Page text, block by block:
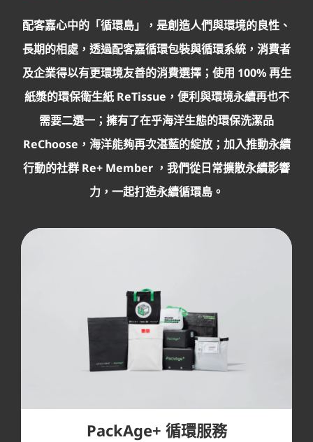
配客嘉心中的「循環島」，是創造人們與環境的良性、
長期的相處，透過配客嘉循環包裝與循環系統，消費者
及企業得以有更環境友善的消費選擇；使用 100% 再生
紙漿的環保衛生紙 ReTissue，便利與環境永續再也不
需要二選一；擁有了在乎海洋生態的環保洗潔品
ReChoose，海洋能夠再次湛藍的綻放；加入推動永續
行動的社群 Re+ Member ，我們從日常擴散永續影響
力，一起打造永續循環島。
PackAge+ 循環服務